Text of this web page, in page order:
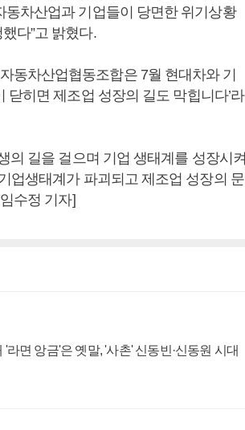
차산업과 기업들이 당면한 위기상황
다”고 밝혔다.
동차산업협동조합은 7월 현대차와 기
닫히면 제조업 성장의 길도 막힙니다’라
의 길을 걸으며 기업 생태계를 성장시켜
업생태계가 파괴되고 제조업 성장의 문
수정 기자]
'라면 앙금'은 옛말, '사촌' 신동빈·신동원 시대